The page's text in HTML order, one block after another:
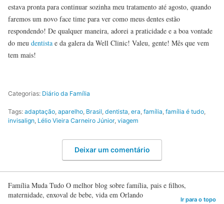
estava pronta para continuar sozinha meu tratamento até agosto, quando
faremos um novo face time para ver como meus dentes estão
respondendo! De qualquer maneira, adorei a praticidade e a boa vontade
do meu dentista e da galera da Well Clinic! Valeu, gente! Mês que vem
tem mais!
Categorias: Diário da Família
Tags: adaptação, aparelho, Brasil, dentista, era, família, família é tudo,
invisalign, Lélio Vieira Carneiro Júnior, viagem
Deixar um comentário
Família Muda Tudo O melhor blog sobre família, pais e filhos,
maternidade, enxoval de bebe, vida em Orlando
Ir para o topo